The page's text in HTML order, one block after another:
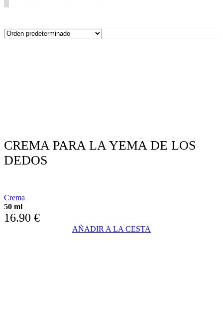
CREMA PARA LA YEMA DE LOS
DEDOS
Crema
50 ml
16.90 €
AÑADIR A LA CESTA